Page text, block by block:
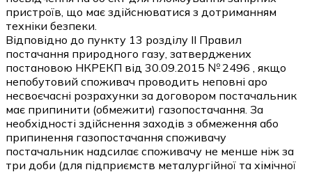
пристроїв, що має здійснюватися з дотриманням
техніки безпеки.
Відповідно до пункту 13 розділу ІІ Правил
постачання природного газу, затверджених
постановою НКРЕКП від 30.09.2015 № 2496 , якщо
непобутовий споживач проводить неповні аро
несвоєчасні розрахунки за договором постачальник
має припинити (обмежити) газопостачання. За
необхідності здійснення заходів з обмеження або
припинення газопостачання споживачу
постачальник надсилає споживачу не менше ніж за
три доби (для підприємств металургійної та хімічної